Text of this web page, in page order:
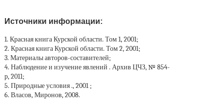
Источники информации:
1. Красная книга Курской области. Том 1, 2001;
2. Красная книга Курской области. Том 2, 2001;
3. Материалы авторов-составителей;
4. Наблюдение и изучение явлений . Архив ЦЧЗ, № 854-
р, 2011;
5. Природные условия ., 2001 ;
6. Власов, Миронов, 2008.